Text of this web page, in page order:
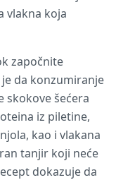
vlakna koja
započnite
da konzumiranje
skokove šećera
iz piletine,
kao i vlakana
tanjir koji neće
dokazuje da